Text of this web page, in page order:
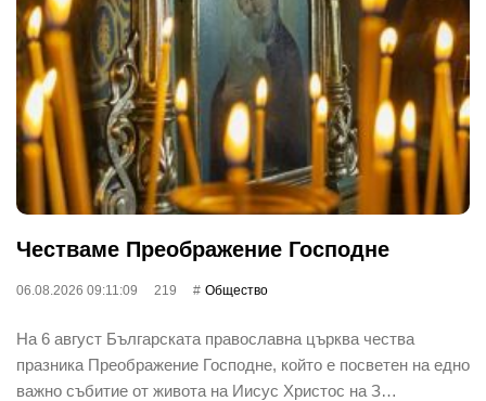
Честваме Преображение Господне
06.08.2026 09:11:09 219 Общество
На 6 август Българската православна църква чества
празника Преображение Господне, който е посветен на едно
важно събитие от живота на Иисус Христос на З…